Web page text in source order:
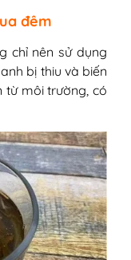
đêm
chỉ nên sử dụng
bị thiu và biến
từ môi trường, có